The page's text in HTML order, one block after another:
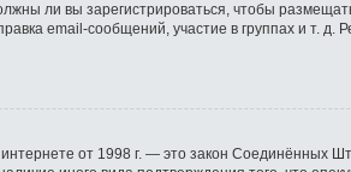
ли вы зарегистрироваться, чтобы
email-сообщений, участие в группах и т. д.
от 1998 г. — это закон Соединённых